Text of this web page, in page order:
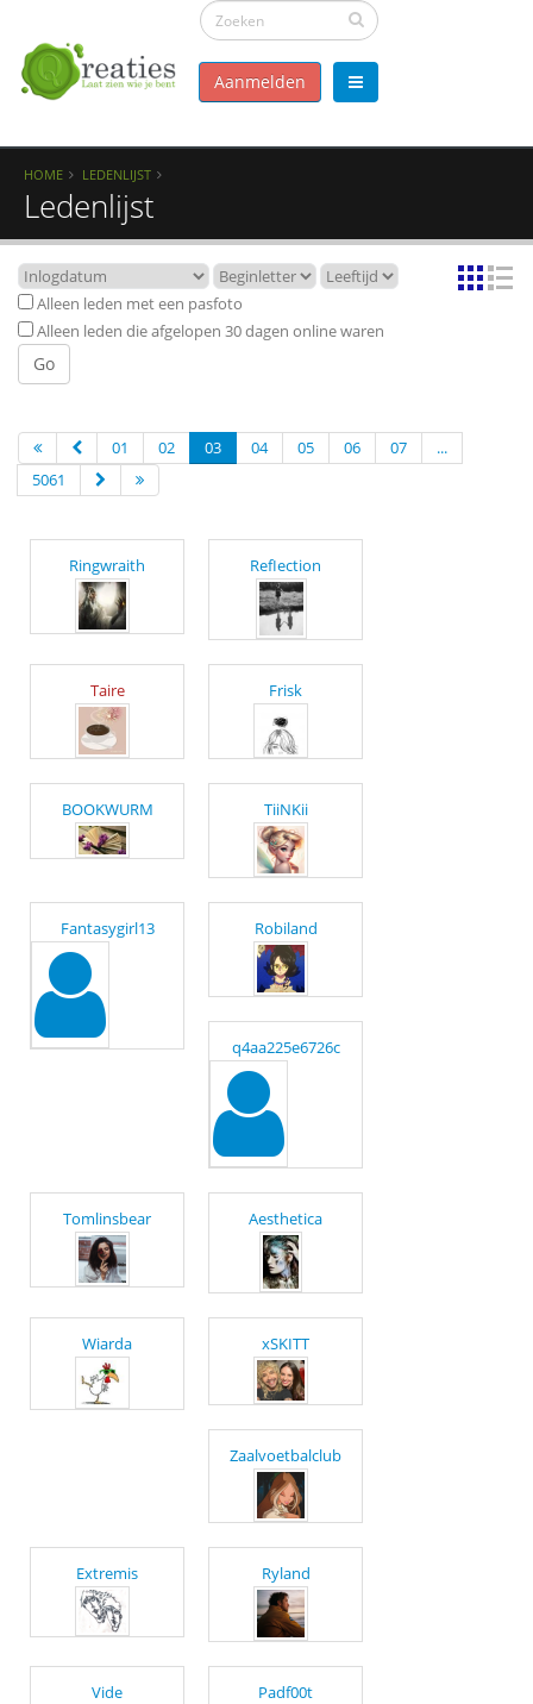
Aanmelden
HOME LEDENLIJST
Ledenlijst
Alleen leden met een pasfoto
Alleen leden die afgelopen 30 dagen online waren
01 02 03 04 05 06 07
...
5061
Ringwraith RefIection
Taire Frisk
BOOKWURM TiiNKii
Fantasygirl13 Robiland
q4aa225e6726c
Tomlinsbear Aesthetica
Wiarda xSKITT
Zaalvoetbalclub
Extremis Ryland
Vide Padf00t